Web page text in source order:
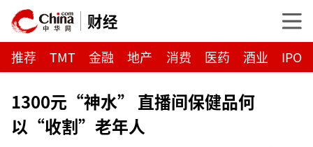
财经
推荐 TMT 金融 地产 消费 医药 酒业 IPO
1300元“神水” 直播间保健品何
以“收割”老年人